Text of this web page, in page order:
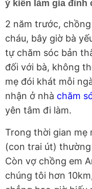
ý kiến làm gia đình
2 năm trước,
cháu, bây giờ bà
tự chăm sóc bản
đối với bà, không
mẹ đói khát mỗi
nhận ở nhà chăm
yên tâm đi làm.
Trong thời gian mẹ
(con trai út)
Còn vợ chồng em
chúng tôi hơn